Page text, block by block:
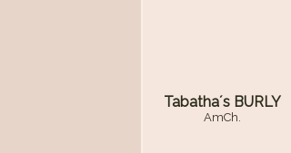
Tabatha´s BURLY
AmCh.